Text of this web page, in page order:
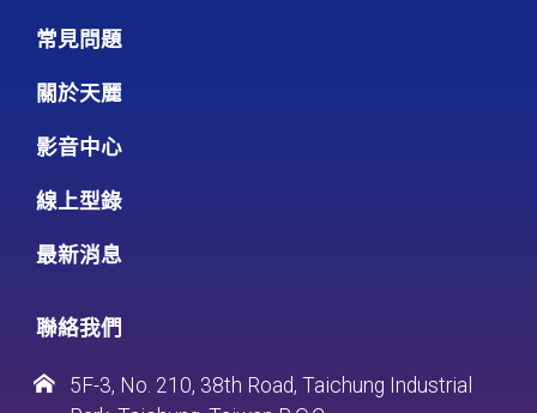
常見問題
關於天麗
影音中心
線上型錄
最新消息
聯絡我們
5F-3, No. 210, 38th Road, Taichung Industrial